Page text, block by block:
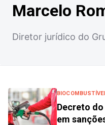
Marcelo
Diretor jurídico do
Decreto
em